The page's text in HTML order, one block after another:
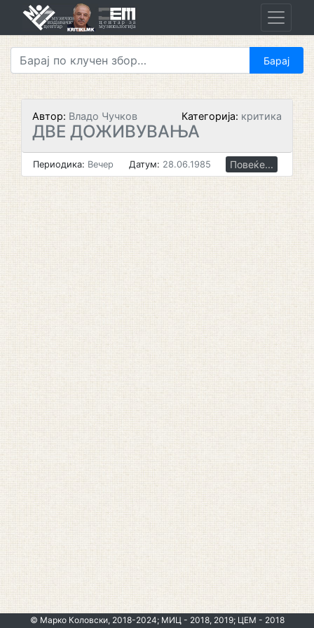
Автор: Владо Чучков Категорија: критика
ДВЕ ДОЖИВУВАЊА
Периодика: Вечер Датум: 28.06.1985 Повеќе...
© Марко Коловски, 2018-2024; МИЦ - 2018, 2019; ЦЕМ - 2018